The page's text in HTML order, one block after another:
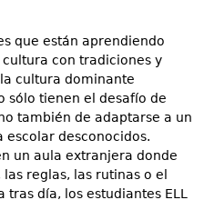
que están aprendiendo
con tradiciones y
cultura dominante
sólo tienen el desafío de
también de adaptarse a un
desconocidos.
un aula extranjera donde
reglas, las rutinas o el
día, los estudiantes ELL